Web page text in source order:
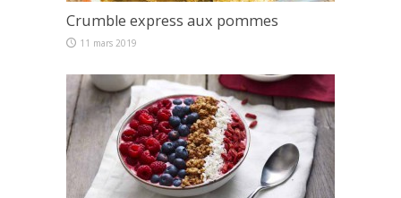
Crumble express aux pommes
11 mars 2019